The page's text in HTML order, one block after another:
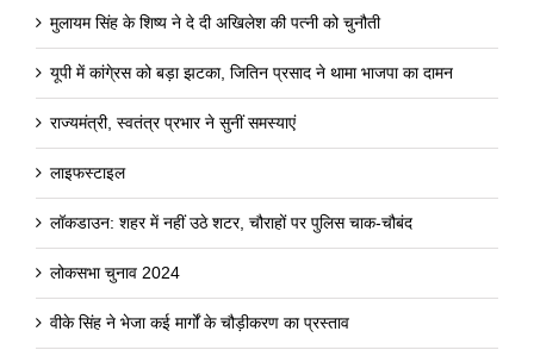
मुलायम सिंह के शिष्य ने दे दी अखिलेश की पत्नी को चुनौती
यूपी में कांगे्रस को बड़ा झटका, जितिन प्रसाद ने थामा भाजपा का दामन
राज्यमंत्री, स्वतंत्र प्रभार ने सुनीं समस्याएं
लाइफस्टाइल
लॉकडाउन: शहर में नहीं उठे शटर, चौराहों पर पुलिस चाक-चौबंद
लोकसभा चुनाव 2024
वीके सिंह ने भेजा कई मार्गों के चौड़ीकरण का प्रस्ताव